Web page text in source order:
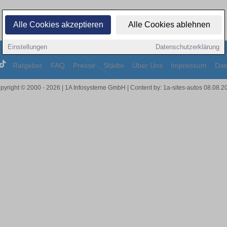
Alle Cookies akzeptieren Alle Cookies ablehnen
Einstellungen Datenschutzerklärung
Ratgeber FAQ Presse Städte Über Uns Impressum
© 2000 - 2026 | 1A Infosysteme GmbH | Content by: 1a-sites-autos